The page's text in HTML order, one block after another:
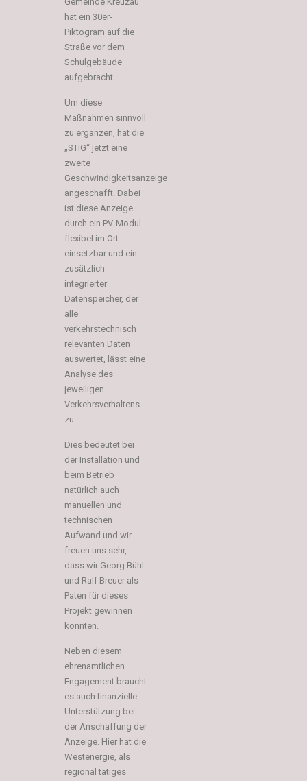
hat ein 30er-
Piktogram auf die
Straße vor dem
Schulgebäude
aufgebracht.
Um diese
Maßnahmen sinnvoll
zu ergänzen, hat die
„STIG“ jetzt eine
zweite
Geschwindigkeitsanzeige
angeschafft. Dabei
ist diese Anzeige
durch ein PV-Modul
flexibel im Ort
einsetzbar und ein
zusätzlich
integrierter
Datenspeicher, der
alle
verkehrstechnisch
relevanten Daten
auswertet, lässt eine
Analyse des
jeweiligen
Verkehrsverhaltens
zu.
Dies bedeutet bei
der Installation und
beim Betrieb
natürlich auch
manuellen und
technischen
Aufwand und wir
freuen uns sehr,
dass wir Georg Bühl
und Ralf Breuer als
Paten für dieses
Projekt gewinnen
konnten.
Neben diesem
ehrenamtlichen
Engagement braucht
es auch finanzielle
Unterstützung bei
der Anschaffung der
Anzeige. Hier hat die
Westenergie, als
regional tätiges